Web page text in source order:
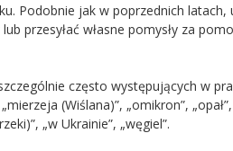
Podobnie jak w poprzednich
przesyłać własne pomysły za
często występujących w
(Wiślana)”, „omikron”,
„w Ukrainie”, „węgiel”.